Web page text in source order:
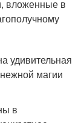
вложенные в
удивительная
магии
в